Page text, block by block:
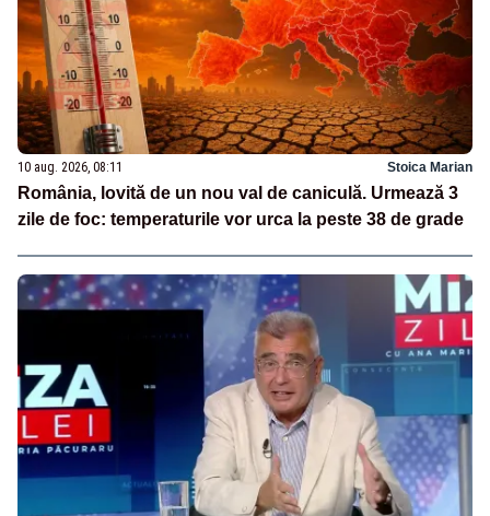
10 aug. 2026, 08:11 Stoica Marian
România, lovită de un nou val de caniculă. Urmează 3
zile de foc: temperaturile vor urca la peste 38 de grade